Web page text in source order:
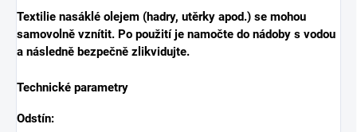
Textilie nasáklé olejem (hadry, utěrky apod.) se mohou
samovolně vznítit. Po použití je namočte do nádoby s vodou
a následně bezpečně zlikvidujte.
Technické parametry
Odstín: